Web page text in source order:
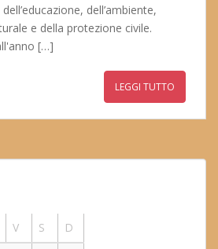
dell’ambiente,
e della protezione civile.
[…]
LEGGI TUTTO
V S
D